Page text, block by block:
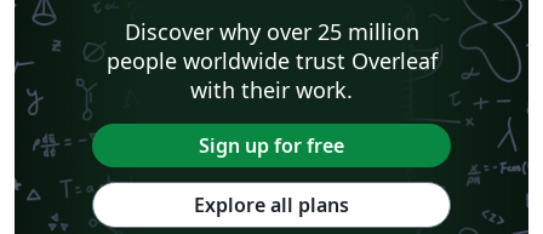
Discover why over 25 million
people worldwide trust Overleaf
with their work.
Sign up for free
Explore all plans